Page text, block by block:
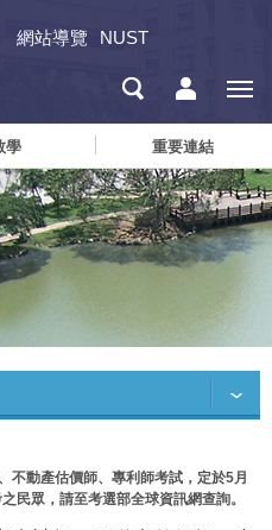
網站導覽 NUST
學 重要連結
不動產估價師、專利師考試，定於5月
民眾，請至考選部全球資訊網查詢。